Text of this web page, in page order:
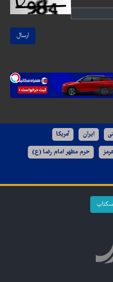
ارسال
ایران آمریکا
حرم مطهر امام رضا (ع)